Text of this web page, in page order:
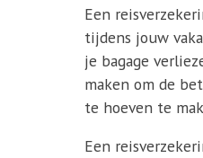
Een
tijdens jouw
je bagage
maken om de
te hoeven te
Een